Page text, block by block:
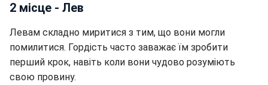
2 місце - Лев
Левам складно миритися з тим, що вони могли
помилитися. Гордість часто заважає їм зробити
перший крок, навіть коли вони чудово розуміють
свою провину.